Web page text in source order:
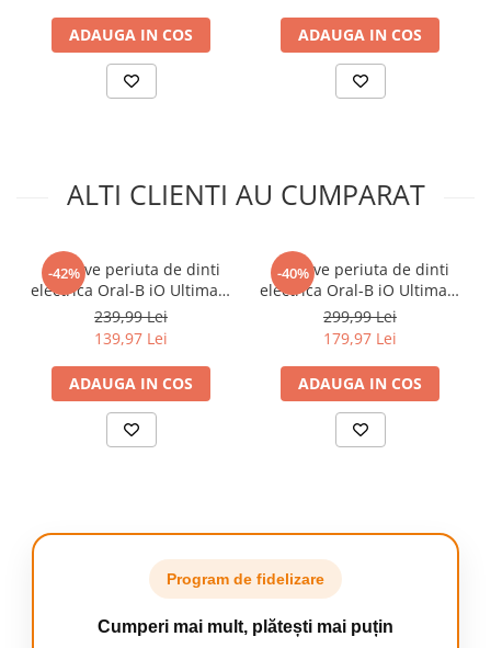
PC, Periferice & Software
Dispozitive Spionaj
Periferice
Mousepad
Tastaturi
Unitati optice externe
Rack Hard-disk
Sport & Travel
Antifurt bicicleta
Aparate vibromasaj
Centuri de Slabit
Componente si Piese Biciclete
Huse protectie biciclete
ADAUGA IN COS ADAUGA IN COS
ALTI CLIENTI AU CUMPARAT
-42%
Rezerve periuta de dinti
electrica Oral-B iO Ultimate
Clean, compatibile doar cu
seria iO, Negru, 6 buc
239,99 Lei
139,97 Lei
ADAUGA IN COS
-40%
Rezerve periuta de dinti
electrica Oral-B iO Ultimate
Clean, compatibile doar cu
seria iO, Negru, 8 buc
299,99 Lei
179,97 Lei
ADAUGA IN COS
Program de fidelizare
Cumperi mai mult, plătești mai puțin